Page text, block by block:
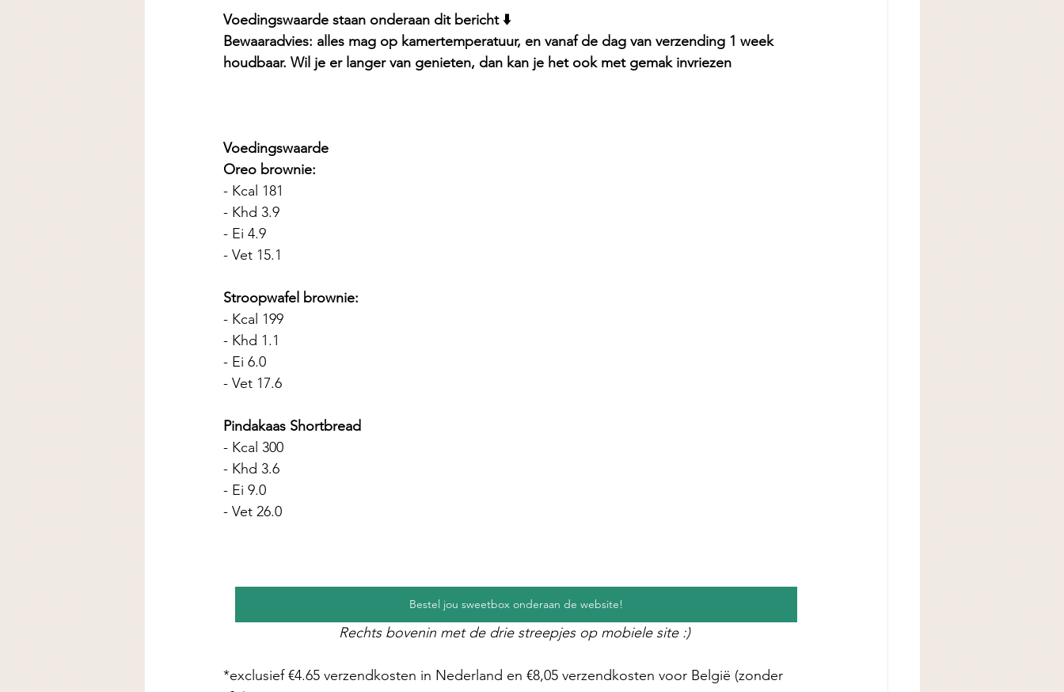
Voedingswaarde staan onderaan dit bericht ⬇️
Bewaaradvies: alles mag op kamertemperatuur, en vanaf de dag van verzending 1 week
houdbaar. Wil je er langer van genieten, dan kan je het ook met gemak invriezen
Voedingswaarde
Oreo brownie:
- Kcal 181
- Khd 3.9
- Ei 4.9
- Vet 15.1
Stroopwafel brownie:
- Kcal 199
- Khd 1.1
- Ei 6.0
- Vet 17.6
Pindakaas Shortbread
- Kcal 300
- Khd 3.6
- Ei 9.0
- Vet 26.0
Bestel jou sweetbox onderaan de website!
Rechts bovenin met de drie streepjes op mobiele site :)
*exclusief €4.65 verzendkosten in Nederland en €8,05 verzendkosten voor België (zonder